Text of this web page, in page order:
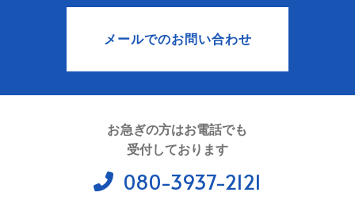
メールでのお問い合わせ
お急ぎの方はお電話でも
受付しております
080-3937-2121